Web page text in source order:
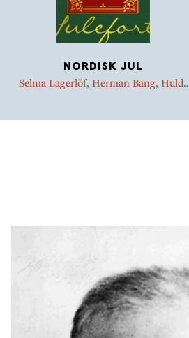
NORDISK JUL
Selma Lagerlöf, Herman Bang, Hulda
Bregendahl,Victoria Benedictsson,